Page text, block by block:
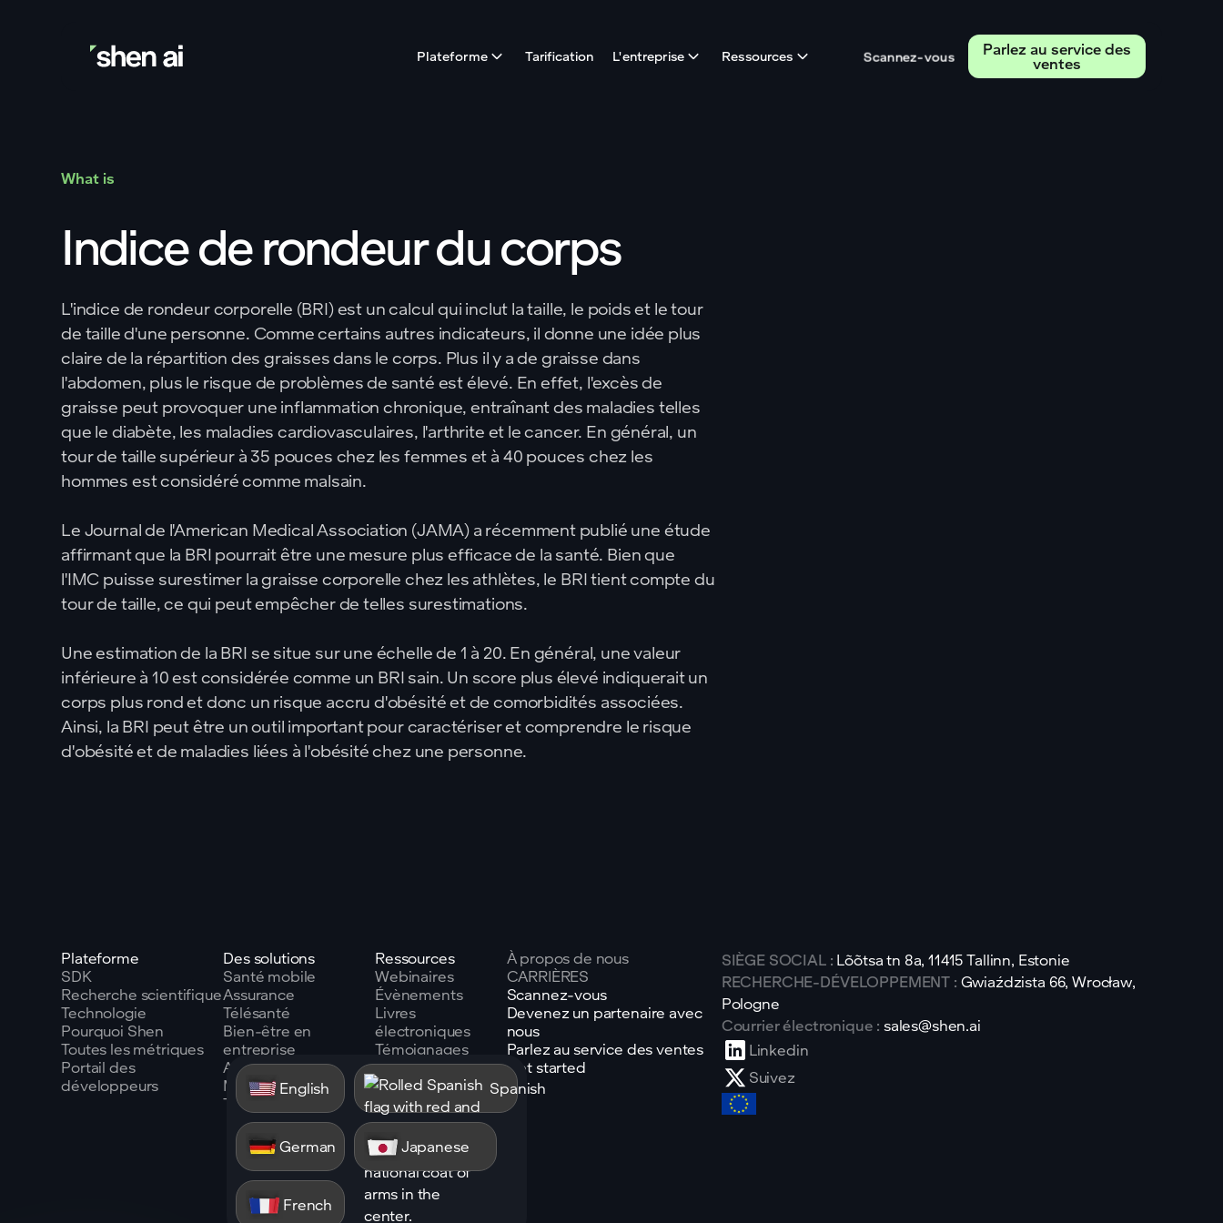
Plateforme Tarification L'entreprise Ressources Scannez-vous Parlez au service des
ventes
What is
Indice de rondeur du corps
L'indice de rondeur corporelle (BRI) est un calcul qui inclut la taille, le poids et le tour
de taille d'une personne. Comme certains autres indicateurs, il donne une idée plus
claire de la répartition des graisses dans le corps. Plus il y a de graisse dans
l'abdomen, plus le risque de problèmes de santé est élevé. En effet, l'excès de
graisse peut provoquer une inflammation chronique, entraînant des maladies telles
que le diabète, les maladies cardiovasculaires, l'arthrite et le cancer. En général, un
tour de taille supérieur à 35 pouces chez les femmes et à 40 pouces chez les
hommes est considéré comme malsain.
Le Journal de l'American Medical Association (JAMA) a récemment publié une étude
affirmant que la BRI pourrait être une mesure plus efficace de la santé. Bien que
l'IMC puisse surestimer la graisse corporelle chez les athlètes, le BRI tient compte du
tour de taille, ce qui peut empêcher de telles surestimations.
Une estimation de la BRI se situe sur une échelle de 1 à 20. En général, une valeur
inférieure à 10 est considérée comme un BRI sain. Un score plus élevé indiquerait un
corps plus rond et donc un risque accru d'obésité et de comorbidités associées.
Ainsi, la BRI peut être un outil important pour caractériser et comprendre le risque
d'obésité et de maladies liées à l'obésité chez une personne.
Plateforme
SDK
Recherche scientifique
Technologie
Pourquoi Shen
Toutes les métriques
Portail des
développeurs
Des solutions
Santé mobile
Assurance
Télésanté
Bien-être en
entreprise
Automobile
Miroirs intelligents
Toutes les mesures
Ressources
Webinaires
Évènements
Livres
électroniques
Témoignages
clients
Blogue
Glossaire
À propos de nous
CARRIÈRES
Scannez-vous
Devenez un partenaire avec
nous
Parlez au service des ventes
Get started
SIÈGE SOCIAL : Lõõtsa tn 8a, 11415 Tallinn, Estonie
RECHERCHE-DÉVELOPPEMENT : Gwiaździsta 66, Wrocław,
Pologne
Courrier électronique : sales@shen.ai
Linkedin
Suivez
English Spanish
German Japanese
French